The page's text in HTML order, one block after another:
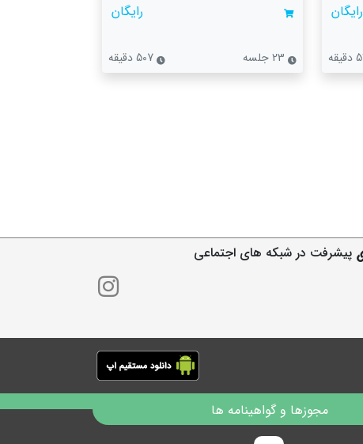
رایگان رایگان
507 دقیقه
پیشرفت در شبکه های اجتماعی
مجوزها و گواهینامه ها